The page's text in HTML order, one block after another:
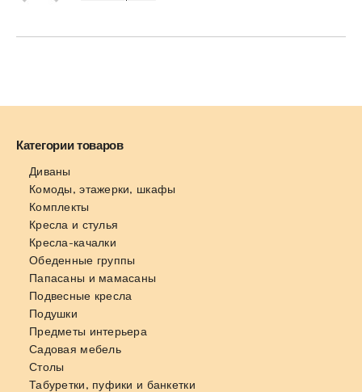
Категории товаров
Диваны
Комоды, этажерки, шкафы
Комплекты
Кресла и стулья
Кресла-качалки
Обеденные группы
Папасаны и мамасаны
Подвесные кресла
Подушки
Предметы интерьера
Садовая мебель
Столы
Табуретки, пуфики и банкетки